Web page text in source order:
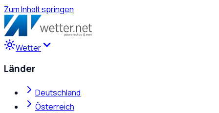
Zum Inhalt springen
Wetter
Länder
Deutschland
Österreich